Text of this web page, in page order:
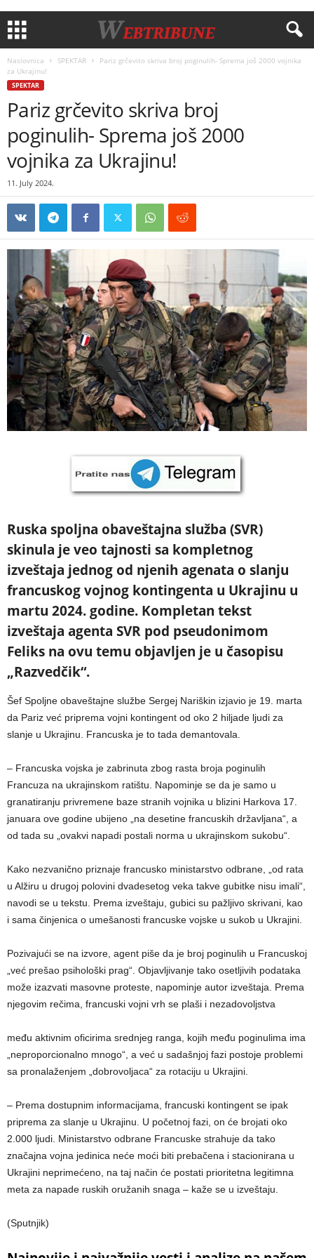
Naslovnica SPEKTAR
Pariz grčevito skriva broj poginulih- Sprema još 2000 vojnika
za Ukrajinu!
SPEKTAR
Pariz grčevito skriva broj
poginulih- Sprema još 2000
vojnika za Ukrajinu!
11. July 2024.
Ruska spoljna obaveštajna služba (SVR)
skinula je veo tajnosti sa kompletnog
izveštaja jednog od njenih agenata o slanju
francuskog vojnog kontingenta u Ukrajinu u
martu 2024. godine. Kompletan tekst
izveštaja agenta SVR pod pseudonimom
Feliks na ovu temu objavljen je u časopisu
„Razvedčik“.
Šef Spoljne obaveštajne službe Sergej Nariškin izjavio je 19. marta
da Pariz već priprema vojni kontingent od oko 2 hiljade ljudi za
slanje u Ukrajinu. Francuska je to tada demantovala.
– Francuska vojska je zabrinuta zbog rasta broja poginulih
Francuza na ukrajinskom ratištu. Napominje se da je samo u
granatiranju privremene baze stranih vojnika u blizini Harkova 17.
januara ove godine ubijeno „na desetine francuskih državljana“, a
od tada su „ovakvi napadi postali norma u ukrajinskom sukobu“.
Kako nezvanično priznaje francusko ministarstvo odbrane, „od rata
u Alžiru u drugoj polovini dvadesetog veka takve gubitke nisu imali“,
navodi se u tekstu. Prema izveštaju, gubici su pažljivo skrivani, kao
i sama činjenica o umešanosti francuske vojske u sukob u Ukrajini.
Pozivajući se na izvore, agent piše da je broj poginulih u Francuskoj
„već prešao psihološki prag“. Objavljivanje tako osetljivih podataka
može izazvati masovne proteste, napominje autor izveštaja. Prema
njegovim rečima, francuski vojni vrh se plaši i nezadovoljstva
među aktivnim oficirima srednjeg ranga, kojih među poginulima ima
„neproporcionalno mnogo“, a već u sadašnjoj fazi postoje problemi
sa pronalaženjem „dobrovoljaca“ za rotaciju u Ukrajini.
– Prema dostupnim informacijama, francuski kontingent se ipak
priprema za slanje u Ukrajinu. U početnoj fazi, on će brojati oko
2.000 ljudi. Ministarstvo odbrane Francuske strahuje da tako
značajna vojna jedinica neće moći biti prebačena i stacionirana u
Ukrajini neprimećeno, na taj način će postati prioritetna legitimna
meta za napade ruskih oružanih snaga – kaže se u izveštaju.
(Sputnjik)